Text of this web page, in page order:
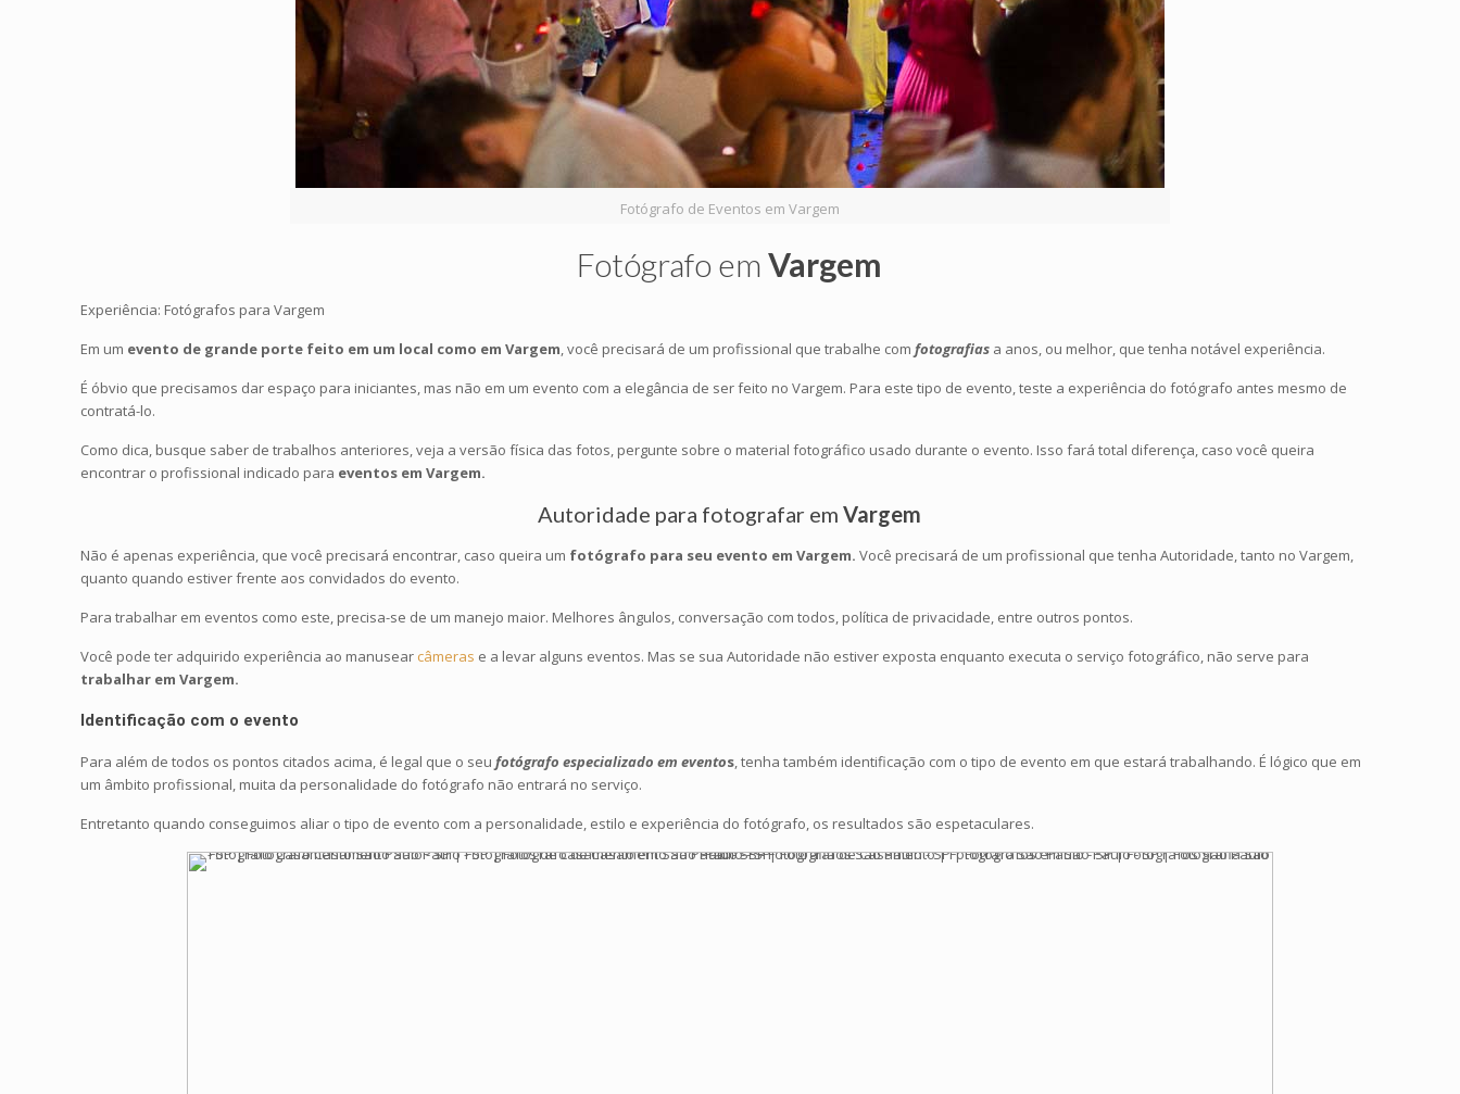
Fotógrafo de Eventos em Vargem
Fotógrafo emVargem
Experiência: Fotógrafos para Vargem
Em um evento de grande porte feito em um local como em Vargem, você precisará de um profissional que trabalhe comfotografias a anos, ou melhor, que tenha notável experiência.
É óbvio que precisamos dar espaço para iniciantes, mas não em um evento com a elegância de ser feito no Vargem. Para este tipo de evento, teste a experiência do fotógrafo antes mesmo de
contratá-lo.
Como dica, busque saber de trabalhos anteriores, veja a versão física das fotos, pergunte sobre o material fotográfico usado durante o evento. Isso fará total diferença, caso você queira
encontrar o profissional indicado para eventos em Vargem.
Autoridade para fotografar emVargem
Não é apenas experiência, que você precisará encontrar, caso queira um fotógrafo para seu evento em Vargem.Você precisará de um profissional que tenha Autoridade, tanto no Vargem,
quanto quando estiver frente aos convidados do evento.
Para trabalhar em eventos como este, precisa-se de um manejo maior. Melhores ângulos, conversação com todos, política de privacidade, entre outros pontos.
Você pode ter adquirido experiência ao manusear câmeras e a levar alguns eventos. Mas se sua Autoridade não estiver exposta enquanto executa o serviço fotográfico, não serve para
trabalhar em Vargem.
Identificação com o evento
Para além de todos os pontos citados acima, é legal que o seufotógrafo especializado em eventos, tenha também identificação com o tipo de evento em que estará trabalhando. É lógico que em
um âmbito profissional, muita da personalidade do fotógrafo não entrará no serviço.
Entretanto quando conseguimos aliar o tipo de evento com a personalidade, estilo e experiência do fotógrafo, os resultados são espetaculares.